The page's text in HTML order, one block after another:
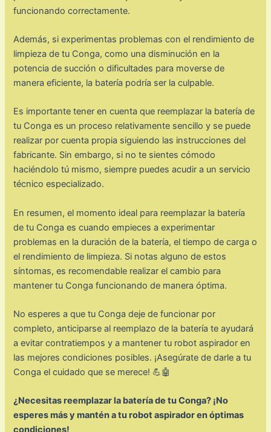
funcionando correctamente.
Además, si experimentas problemas con el rendimiento de
limpieza de tu Conga, como una disminución en la
potencia de succión o dificultades para moverse de
manera eficiente, la batería podría ser la culpable.
Es importante tener en cuenta que reemplazar la batería de
tu Conga es un proceso relativamente sencillo y se puede
realizar por cuenta propia siguiendo las instrucciones del
fabricante. Sin embargo, si no te sientes cómodo
haciéndolo tú mismo, siempre puedes acudir a un servicio
técnico especializado.
En resumen, el momento ideal para reemplazar la batería
de tu Conga es cuando empieces a experimentar
problemas en la duración de la batería, el tiempo de carga o
el rendimiento de limpieza. Si notas alguno de estos
síntomas, es recomendable realizar el cambio para
mantener tu Conga funcionando de manera óptima.
No esperes a que tu Conga deje de funcionar por
completo, anticiparse al reemplazo de la batería te ayudará
a evitar contratiempos y a mantener tu robot aspirador en
las mejores condiciones posibles. ¡Asegúrate de darle a tu
Conga el cuidado que se merece! 💪🤖
¿Necesitas reemplazar la batería de tu Conga? ¡No
esperes más y mantén a tu robot aspirador en óptimas
condiciones!